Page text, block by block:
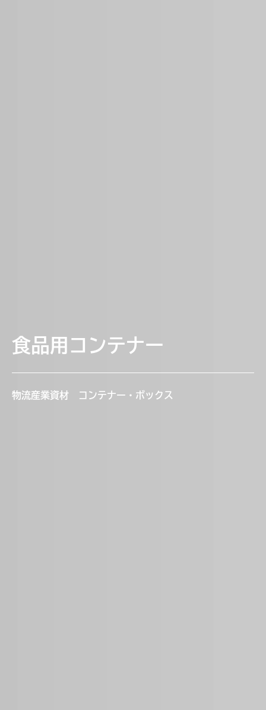
食品用コンテナー
物流産業資材 コンテナー・ボックス